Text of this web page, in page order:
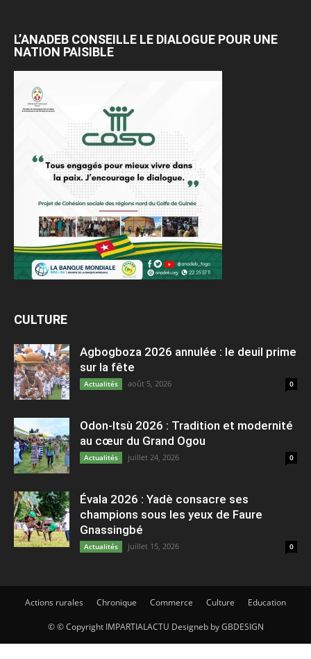
L’ANADEB CONSEILLE LE DIALOGUE POUR UNE
NATION PAISIBLE
CULTURE
Agbogboza 2026 annulée : le deuil prime
sur la fête
Actualités août 5, 2026 0
Odon-Itsù 2026 : Tradition et modernité
au cœur du Grand Ogou
Actualités juillet 24, 2026 0
Évala 2026 : Yadè consacre ses
champions sous les yeux de Faure
Gnassingbé
Actualités juillet 15, 2026 0
Actions rurales Chronique Commerce Culture Education
© © Copyright IMPARTIALACTU Designeb by GBDESIGN